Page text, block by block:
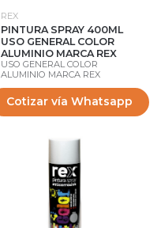
REX
PINTURA SPRAY 400ML
USO GENERAL COLOR
ALUMINIO MARCA REX
USO GENERAL COLOR
ALUMINIO MARCA REX
Cotizar vía Whatsapp